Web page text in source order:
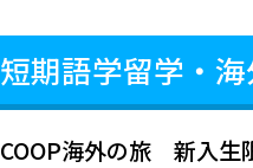
短期語学留学・
COOP海外の旅 新入生